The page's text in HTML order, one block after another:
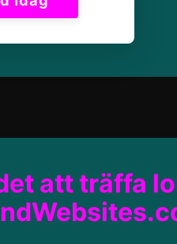
att träffa